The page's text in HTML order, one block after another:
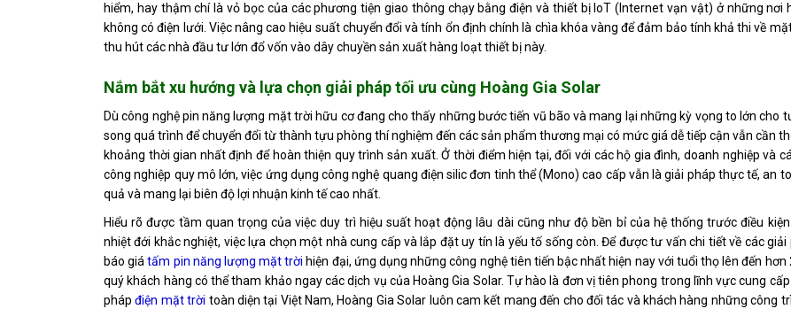
hiểm, hay thậm chí là vỏ bọc của các phương tiện giao thông chạy bằng điện và thiết bị IoT (Internet vạn vật) ở những nơi
không có điện lưới. Việc nâng cao hiệu suất chuyển đổi và tính ổn định chính là chìa khóa vàng để đảm bảo tính khả thi về
thu hút các nhà đầu tư lớn đổ vốn vào dây chuyền sản xuất hàng loạt thiết bị này.
Nắm bắt xu hướng và lựa chọn giải pháp tối ưu cùng Hoàng Gia Solar
Dù công nghệ pin năng lượng mặt trời hữu cơ đang cho thấy những bước tiến vũ bão và mang lại những kỳ vọng to lớn cho
song quá trình để chuyển đổi từ thành tựu phòng thí nghiệm đến các sản phẩm thương mại có mức giá dễ tiếp cận vẫn cần
khoảng thời gian nhất định để hoàn thiện quy trình sản xuất. Ở thời điểm hiện tại, đối với các hộ gia đình, doanh nghiệp và
công nghiệp quy mô lớn, việc ứng dụng công nghệ quang điện silic đơn tinh thể (Mono) cao cấp vẫn là giải pháp thực tế, an
quả và mang lại biên độ lợi nhuận kinh tế cao nhất.
Hiểu rõ được tầm quan trọng của việc duy trì hiệu suất hoạt động lâu dài cũng như độ bền bỉ của hệ thống trước điều
nhiệt đới khắc nghiệt, việc lựa chọn một nhà cung cấp và lắp đặt uy tín là yếu tố sống còn. Để được tư vấn chi tiết về các giải
báo giátấm pin năng lượng mặt trời hiện đại, ứng dụng những công nghệ tiên tiến bậc nhất hiện nay với tuổi thọ lên đến hơn
quý khách hàng có thể tham khảo ngay các dịch vụ của Hoàng Gia Solar. Tự hào là đơn vị tiên phong trong lĩnh vực cung
phápđiện mặt trời toàn diện tại Việt Nam, Hoàng Gia Solar luôn cam kết mang đến cho đối tác và khách hàng những công